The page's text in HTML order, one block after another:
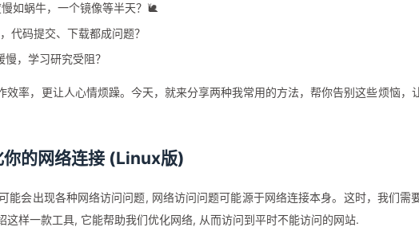
如蜗牛，一个镜像等半天？🐌
代码提交、下载都成问题？
，学习研究受阻？
效率，更让人心情烦躁。今天，就来分享两种我常用的方法，帮你告别这些烦恼，
你的网络连接 (Linux版)
能会出现各种网络访问问题, 网络访问问题可能源于网络连接本身。这时，我们需
这样一款工具, 它能帮助我们优化网络, 从而访问到平时不能访问的网站.